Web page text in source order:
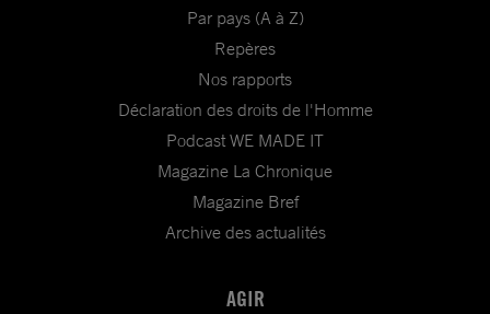
Par pays (A à Z)
Repères
Nos rapports
Déclaration des droits de l'Homme
Podcast WE MADE IT
Magazine La Chronique
Magazine Bref
Archive des actualités
AGIR